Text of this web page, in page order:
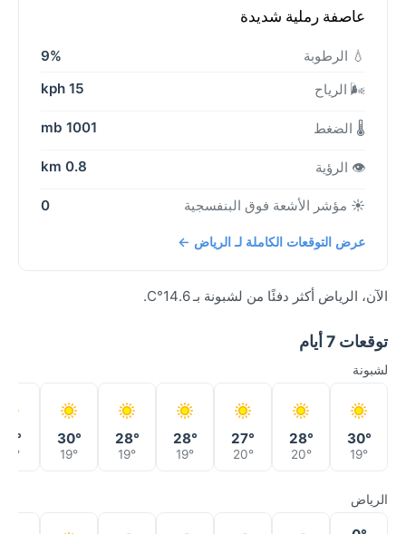
عاصفة رملية شديدة
💧 الرطوبة
9%
🌬️ الرياح
15 kph
🌡️ الضغط 1001 mb
👁️ الرؤية 0.8 km
☀️ مؤشر الأشعة فوق البنفسجية 0
عرض التوقعات الكاملة لـ الرياض ←
الآن، الرياض أكثر دفئًا من لشبونة بـ 14.6°C.
توقعات 7 أيام
لشبونة
30°
19°
28°
20°
27°
20°
28°
19°
28°
19°
30°
19°
31°
19°
الرياض